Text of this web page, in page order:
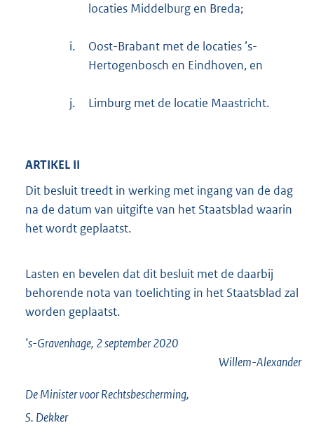
locaties Middelburg en Breda;
i.
Oost-Brabant met de locaties ’s-
Hertogenbosch en Eindhoven, en
j. Limburg met de locatie Maastricht.
ARTIKEL II
Dit besluit treedt in werking met ingang van de dag
na de datum van uitgifte van het Staatsblad waarin
het wordt geplaatst.
Lasten en bevelen dat dit besluit met de daarbij
behorende nota van toelichting in het Staatsblad zal
worden geplaatst.
’s-Gravenhage, 2 september 2020
Willem-Alexander
De Minister voor Rechtsbescherming,
S. Dekker